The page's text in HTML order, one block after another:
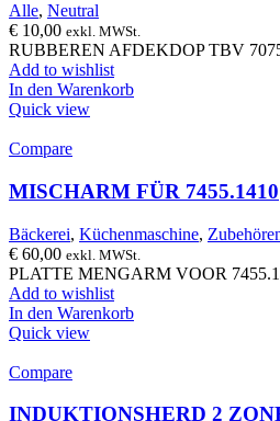
Alle, Neutral
€ 10,00 exkl. MWSt.
RUBBEREN AFDEKDOP TBV
Add to wishlist
In den Warenkorb
Quick view
Compare
MISCHARM FÜR 7455.1410
Bäckerei, Küchenmaschine,
€ 60,00 exkl. MWSt.
PLATTE MENGARM VOOR
Add to wishlist
In den Warenkorb
Quick view
Compare
INDUKTIONSHERD 2